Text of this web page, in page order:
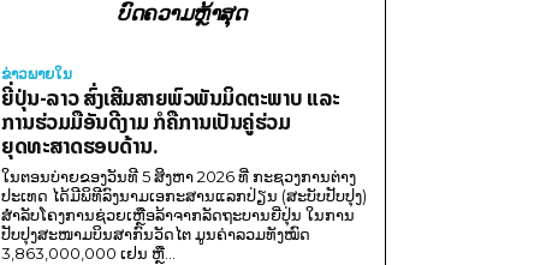
ບົດຄວາມຫຼ້າສຸດ
ຂ່າວພາຍ​ໃນ
ຍີ່ປຸ່ນ-ລາວ ສົ່ງເສີມສາຍພົວພັນມິດຕະພາບ ແລະ
ການຮ່ວມມືອັນດີງາມ ກໍຄືການເປັນຄູ່ຮ່ວມ
ຍຸດທະສາດຮອບດ້ານ.
ໃນຕອນບ່າຍຂອງວັນທີ 5 ສິງຫາ 2026 ທີ່ ກະຊວງການຕ່າງ
ປະເທດ ໄດ້ມີພິທີລົງນາມເອກະສານແລກປ່ຽນ (ສະບັບປັບປຸງ)
ສໍາລັບໂຄງການຊ່ວຍເຫຼືອລ້າຈາກລັດຖະບານຍີ່ປຸ່ນ ໃນການ
ປັບປຸງສະໜາມບິນສາກົນວັດໄຕ ມູນຄ່າລວມທັງໝົດ
3,863,000,000 ເຢນ ຫຼື...